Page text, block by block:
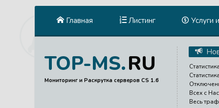
Главная Листинг Услуги
TOP-MS.RU
Мониторинг и Раскрутка серверов CS 1.6
Всех с
Весь